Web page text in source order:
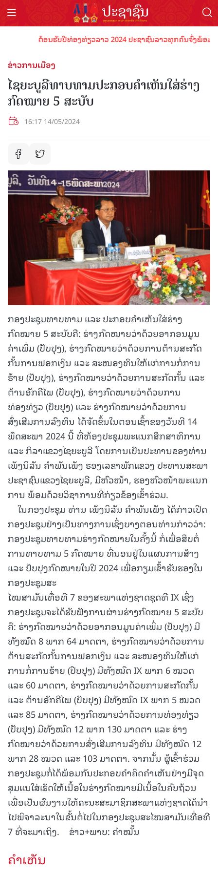
ຕ້ອນຮັບປີທ່ອງທ່ຽວລາວ 2024 ປະຊາຊົນລາວທຸກຄົນຈົ່ງພ້ອມເ
ຂ່າວການເມືອງ
ໄຊຍະບູລີທາບທາມປະກອບຄໍາເຫັນໃສ່ຮ່າງ
ກົດໝາຍ 5 ສະບັບ
16:17 14/05/2024
ກອງປະຊຸມທາບທາມ ແລະ ປະກອບຄໍາເຫັນໃສ່ຮ່າງ
ກົດໝາຍ 5 ສະບັບຄື: ຮ່າງກົດໝາຍວ່າດ້ວຍອາກອນມູນ
ຄ່າເພິ່ມ (ປັບປຸງ), ຮ່າງກົດໝາຍວ່າດ້ວຍການຕ້ານສະກັດ
ກັ້ນການຟອກເງິນ ແລະ ສະໜອງທຶນໃຫ້ແກ່ການກໍ່ການ
ຮ້າຍ (ປັບປຸງ), ຮ່າງກົດໝາຍວ່າດ້ວຍການສະກັດກັ້ນ ແລະ
ຕ້ານອັກຄີໄພ (ປັບປຸງ), ຮ່າງກົດໝາຍວ່າດ້ວຍການ
ທ່ອງທ່ຽວ (ປັບປຸງ) ແລະ ຮ່າງກົດໝາຍວ່າດ້ວຍການ
ສົ່ງເສີມການລົງທຶນ ໄດ້ຈັດຂຶ້ນໃນຕອນເຊົ້າຂອງວັນທີ 14
ພຶດສະພາ 2024 ນີ້ ທີ່ຫ້ອງປະຊຸມພະແນກສຶກສາທິການ
ແລະ ກິລາແຂວງໄຊຍະບູລີ ໂດຍການເປັນປະທານຂອງທ່ານ
ເພັງນິລັນ ຄໍາພັນເພັງ ຮອງເລຂາພັກແຂວງ ປະທານສະພາ
ປະຊາຊົນແຂວງໄຊຍະບູລີ, ມີຫົວໜ້າ, ຮອງຫົວໜ້າພະແນກ
ການ ພ້ອມດ້ວຍວິຊາການທີ່ກ່ຽວຂ້ອງເຂົ້າຮ່ວມ.
ໃນກອງປະຊຸມ ທ່ານ ເພັງນິລັນ ຄໍາພັນເພັງ ໄດ້ກ່າວເປີດ
ກອງປະຊຸມຢ່າງເປັນທາງການເຊິ່ງບາງຕອນທ່ານກ່າວວ່າ:
ກອງປະຊຸມທາບທາມຮ່າງກົດໝາຍໃນຄັ້ງນີ້ ກໍ່ເພື່ອສຶບຕໍ່
ການທາບທາມ 5 ກົດໝາຍ ທີ່ນອນຢູ່ໃນແຜນການສ້າງ
ແລະ ປັບປຸງກົດໝາຍໃນປີ 2024 ເພື່ອກຽມເຂົ້າຮັບຮອງໃນ
ກອງປະຊຸມສະ
ໄໝສາມັນເທື່ອທີ 7 ຂອງສະພາແຫ່ງຊາດຊຸດທີ IX ເຊິ່ງ
ກອງປະຊຸມຈະໄດ້ຮັບຟັງການຜ່ານຮ່າງກົດໝາຍ 5 ສະບັບ
ຄື: ຮ່າງກົດໝາຍວ່າດ້ວຍອາກອນມູນຄ່າເພິ່ມ (ປັບປຸງ) ມີ
ທັງໝົດ 8 ພາກ 64 ມາດຕາ, ຮ່າງກົດໝາຍວ່າດ້ວຍການ
ຕ້ານສະກັດກັ້ນການຟອກເງິນ ແລະ ສະໜອງທຶນໃຫ້ແກ່
ການກໍ່ການຮ້າຍ (ປົບປຸງ) ມີທັງໝົດ IX ພາກ 6 ໝວດ
ແລະ 60 ມາດຕາ, ຮ່າງກົດໝາຍວ່າດ້ວຍການສະກັດກັ້ນ
ແລະ ຕ້ານອັກຄີໄພ (ປັບປຸງ) ມີທັງໝົດ IX ພາກ 5 ໝວດ
ແລະ 85 ມາດຕາ, ຮ່າງກົດໝາຍວ່າດ້ວຍການທ່ອງທ່ຽວ
(ປັບປຸງ) ມີທັງໝົດ 12 ພາກ 130 ມາດຕາ ແລະ ຮ່າງ
ກົດໝາຍວ່າດ້ວຍການສົ່ງເສີມການລົງທຶນ ມີທັງໝົດ 12
ພາກ 28 ໝວດ ແລະ 103 ມາດຕາ. ຈາກນັ້ນ ຜູ້ເຂົ້າຮ່ວມ
ກອງປະຊຸມກໍ່ໄດ້ພ້ອມກັນປະກອບຄໍາຄິດຄໍາເຫັນຢ່າງມີຈຸດ
ສຸມແນໃສ່ເຮັດໃຫ້ເນື້ອໃນຮ່າງກົດໝາຍມີເນື້ອໃນຄົບຖ້ວນ
ເພື່ອເປັນຜົນງານໃຫ້ຄະນະສະມາຊິກສະພາແຫ່ງຊາດໄດ້ນໍາ
ໄປພິຈາລະນາໃນຂັ້ນຕໍ່ໄປໃນກອງປະຊຸມສະໄໝສາມັນເທື່ອທີ
7 ທີ່ຈະມາເຖິງ. ຂ່າວ+ພາບ: ຄໍາໝັ້ນ
ຄໍາເຫັນ